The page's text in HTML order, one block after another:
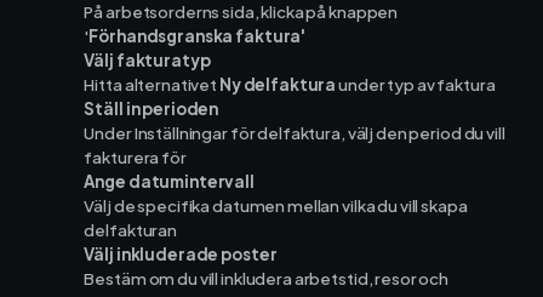
Spiris
Visma Administration
På arbetsorderns sida, klicka på knappen
'Förhandsgranska faktura'
Välj fakturatyp
Hitta alternativet Ny delfakturaunder typ av faktura
Ställ in perioden
Under Inställningar för delfaktura, välj den period du vill
fakturera för
Ange datumintervall
Välj de specifika datumen mellan vilka du vill skapa
delfakturan
Välj inkluderade poster
Bestäm om du vill inkludera arbetstid, resor och